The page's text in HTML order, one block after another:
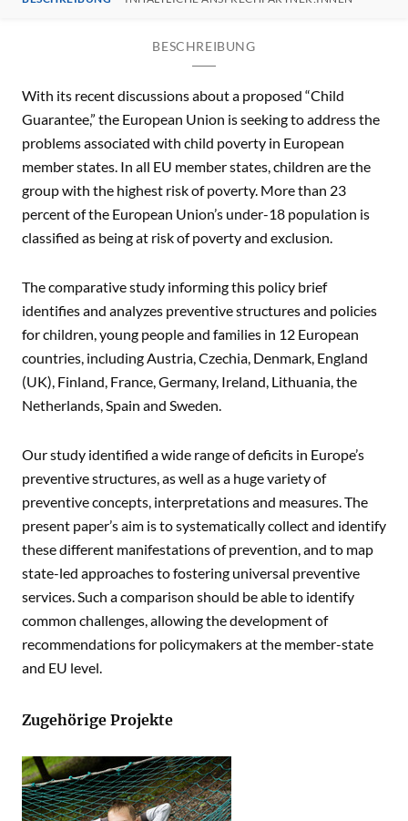
BESCHREIBUNG
With its recent discussions about a proposed “Child
Guarantee,” the European Union is seeking to address the
problems associated with child poverty in European
member states. In all EU member states, children are the
group with the highest risk of poverty. More than 23
percent of the European Union’s under-18 population is
classified as being at risk of poverty and exclusion.
The comparative study informing this policy brief
identifies and analyzes preventive structures and policies
for children, young people and families in 12 European
countries, including Austria, Czechia, Denmark, England
(UK), Finland, France, Germany, Ireland, Lithuania, the
Netherlands, Spain and Sweden.
Our study identified a wide range of deficits in Europe’s
preventive structures, as well as a huge variety of
preventive concepts, interpretations and measures. The
present paper’s aim is to systematically collect and identify
these different manifestations of prevention, and to map
state-led approaches to fostering universal preventive
services. Such a comparison should be able to identify
common challenges, allowing the development of
recommendations for policymakers at the member-state
and EU level.
Zugehörige Projekte